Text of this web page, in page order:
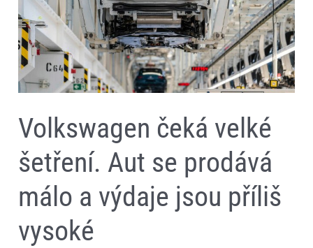
Volkswagen čeká velké
šetření. Aut se prodává
málo a výdaje jsou příliš
vysoké
a
výdaje
jsou
příliš
vysoké